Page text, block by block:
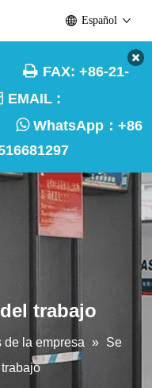
 FAX: +86-21-
EMAIL :
WhatsApp： +86
Español
trabajo
de la empresa » Se